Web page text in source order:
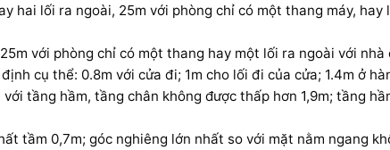
hai lối ra ngoài, 25m với phòng chỉ có một thang máy,
với phòng chỉ có một thang hay một lối ra ngoài với
cụ thể: 0.8m với cửa đi; 1m cho lối đi của cửa; 1.4m ở
tầng hầm, tầng chân không được thấp hơn 1,9m; tầng
tầm 0,7m; góc nghiêng lớn nhất so với mặt nằm ngang